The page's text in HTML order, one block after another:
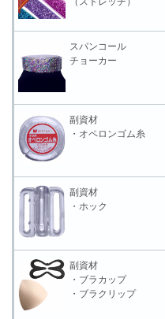
スパンコール
チョーカー
副資材
・オペロンゴム糸
副資材
・ホック
副資材
・ブラカップ
・ブラクリップ